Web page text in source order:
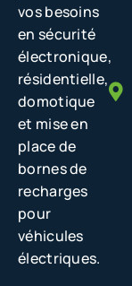
vos besoins
en sécurité
électronique,
résidentielle,
domotique
et mise en
place de
bornes de
recharges
pour
véhicules
électriques.